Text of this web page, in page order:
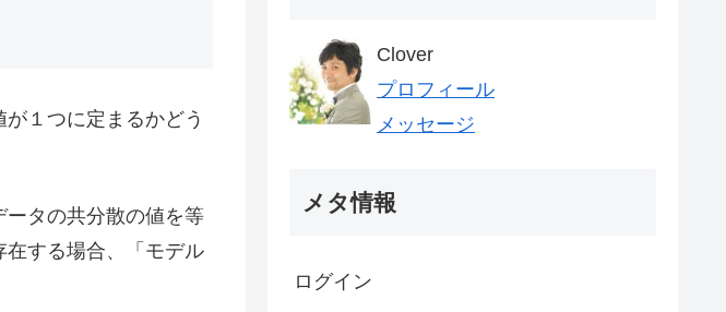
１つに定まるかどう
タの共分散の値を等
在する場合、「モデル
Clover
プロフィール
メッセージ
メタ情報
ログイン